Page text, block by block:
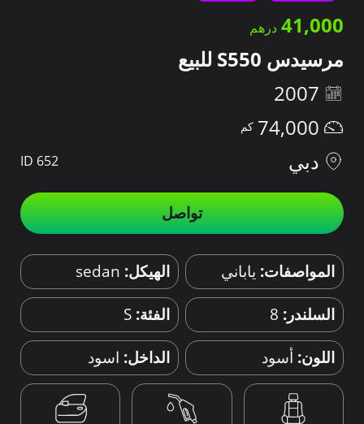
41,000
مرسيدس S550 للبيع
2007
74,000
دبي
ID 652
تواصل
المواصفات: ياباني الهيكل: sedan
السلندر: 8 الفئة: S
اللون: أسود الداخل: اسود